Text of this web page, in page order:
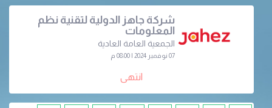
شركة جاهز الدولية لتقنية نظم
المعلومات
الجمعية العامة العادية
07 نوفمبر 2024 | 08:00 م
انتهى